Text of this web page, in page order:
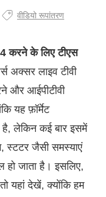
वीडियो रूपांतरण
करने के लिए टीएस
अक्सर लाइव टीवी
और आईपीटीवी
यह फ़ॉर्मेट
है, लेकिन कई बार इसमें
स्टटर जैसी समस्याएं
हो जाता है। इसलिए,
यहां देखें, क्योंकि हम